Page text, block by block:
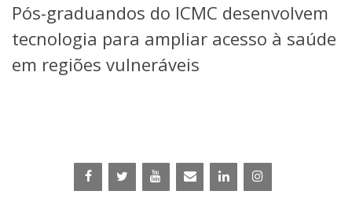
Telefones e Mapas
Pessoas
Graduação
Linhas de Pesquisa
Centros, Núcleos e Projetos em Rede
Pós-graduandos do ICMC desenvolvem
tecnologia para ampliar acesso à saúde
em regiões vulneráveis